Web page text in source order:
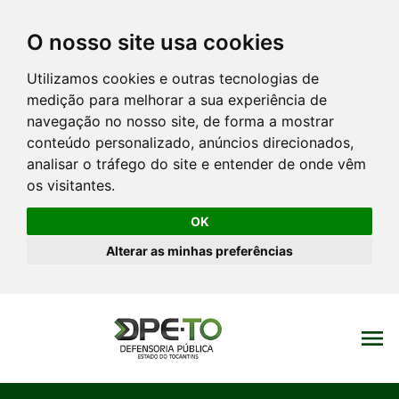
O nosso site usa cookies
Utilizamos cookies e outras tecnologias de
medição para melhorar a sua experiência de
navegação no nosso site, de forma a mostrar
conteúdo personalizado, anúncios direcionados,
analisar o tráfego do site e entender de onde vêm
os visitantes.
OK
Alterar as minhas preferências
menu